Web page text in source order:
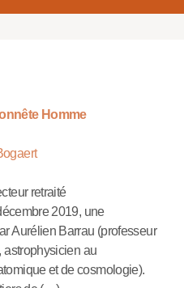
Homme
retraité
2019, une
Aurélien Barrau (professeur
astrophysicien au
et de cosmologie).